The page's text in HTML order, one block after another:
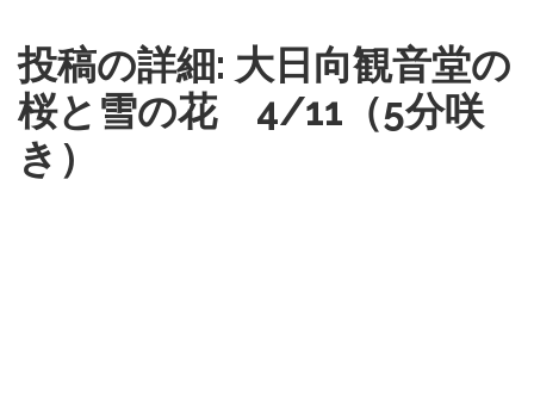
投稿の詳細: 大日向観音堂の
桜と雪の花 4/11（5分咲
き）